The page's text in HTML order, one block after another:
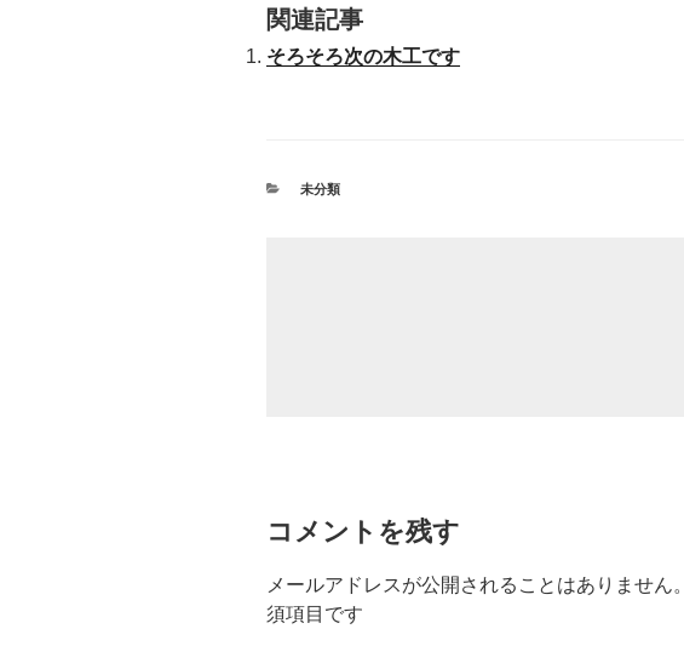
関連記事
そろそろ次の木工です
カ
未分類
コメントを残す
メールアドレスが公開されることはありません。
須項目です